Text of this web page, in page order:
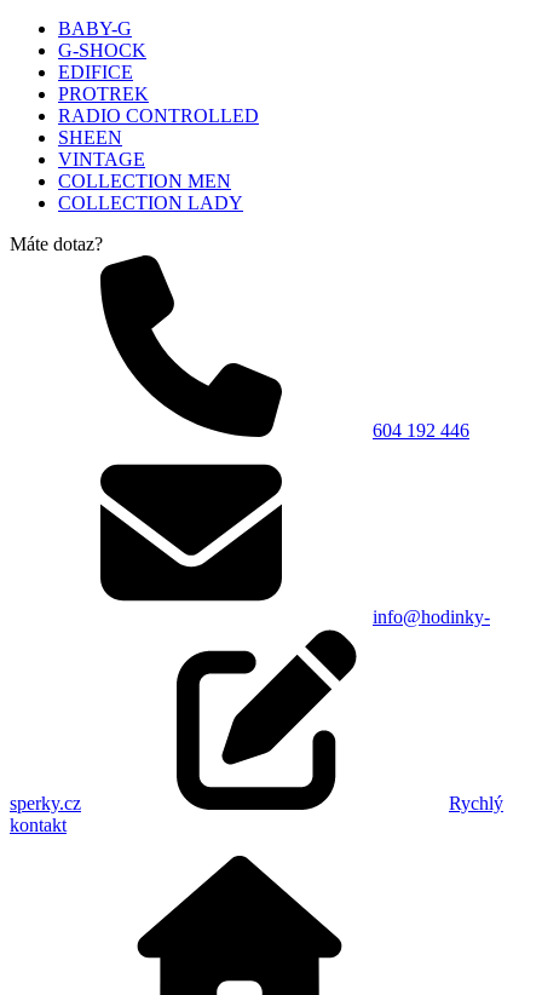
BABY-G
G-SHOCK
EDIFICE
PROTREK
RADIO CONTROLLED
SHEEN
VINTAGE
COLLECTION MEN
COLLECTION LADY
Máte dotaz?
604 192 446
info@hodinky-
sperky.cz
Rychlý
kontakt